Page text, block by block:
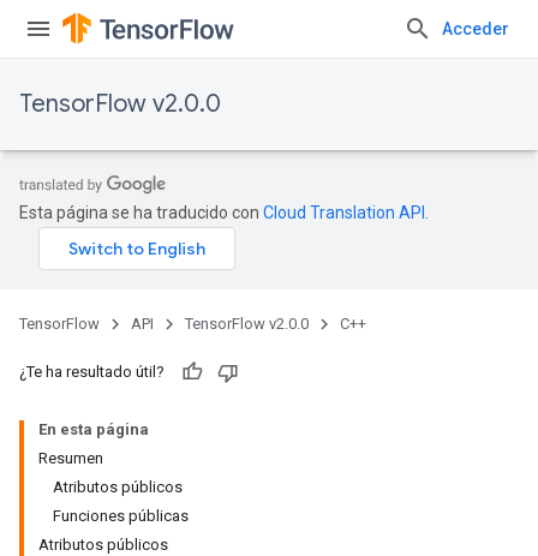
Acceder
TensorFlow v2.0.0
Esta página se ha traducido con Cloud Translation API
TensorFlow API TensorFlow v2.0.0 C++
¿Te ha resultado útil?
En esta página
Resumen
Atributos públicos
Funciones públicas
Atributos públicos